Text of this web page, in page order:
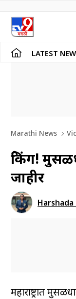
LATEST
Marathi News
ब्रेकिंग!
जाहीर
Harshada
महाराष्ट्रात